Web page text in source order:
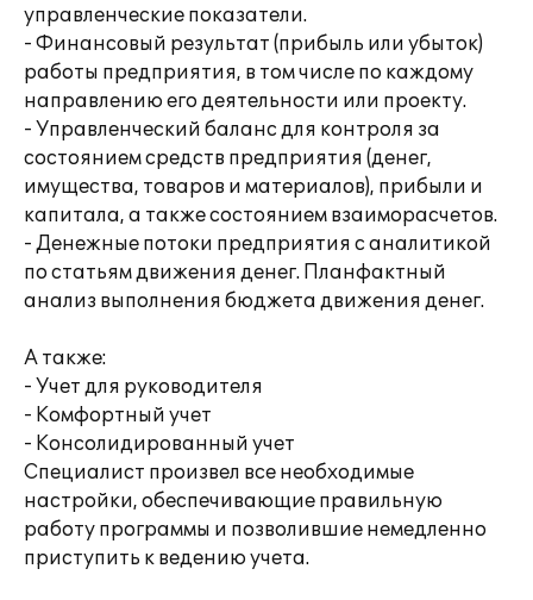
управленческие показатели.
- Финансовый результат (прибыль или убыток)
работы предприятия, в том числе по каждому
направлению его деятельности или проекту.
- Управленческий баланс для контроля за
состоянием средств предприятия (денег,
имущества, товаров и материалов), прибыли и
капитала, а также состоянием взаиморасчетов.
- Денежные потоки предприятия с аналитикой
по статьям движения денег. Планфактный
анализ выполнения бюджета движения денег.
А также:
- Учет для руководителя
- Комфортный учет
- Консолидированный учет
Специалист произвел все необходимые
настройки, обеспечивающие правильную
работу программы и позволившие немедленно
приступить к ведению учета.